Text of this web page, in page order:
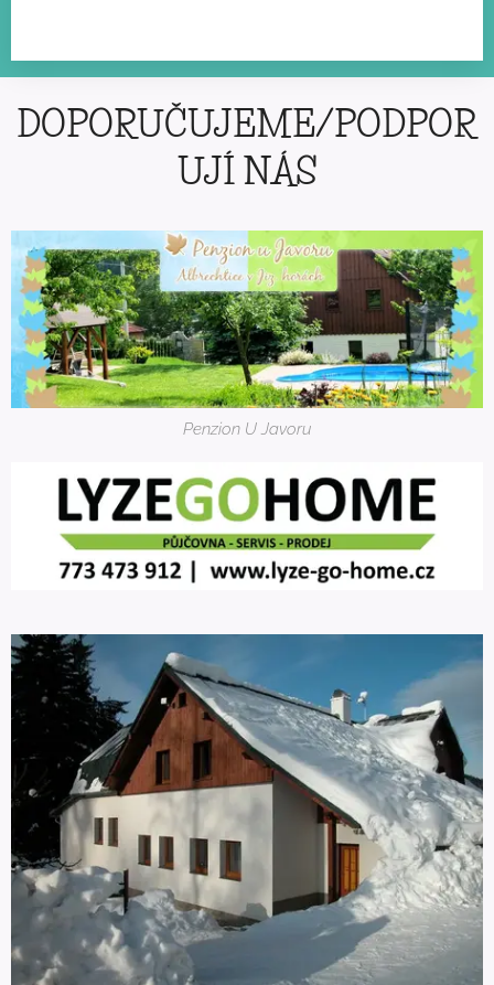
DOPORUČUJEME/PODPOR
UJÍ NÁS
Penzion U Javoru